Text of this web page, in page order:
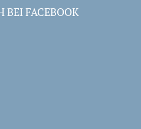
BEI FACEBOOK